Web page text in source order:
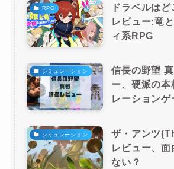
RPG
ドラベルは
レビュー:竜
ィ系RPG
シミュレーション
信長の野望
ー、硬派の本
レーションゲ
シミュレーション
ザ・アンツ
レビュー、面
ない？